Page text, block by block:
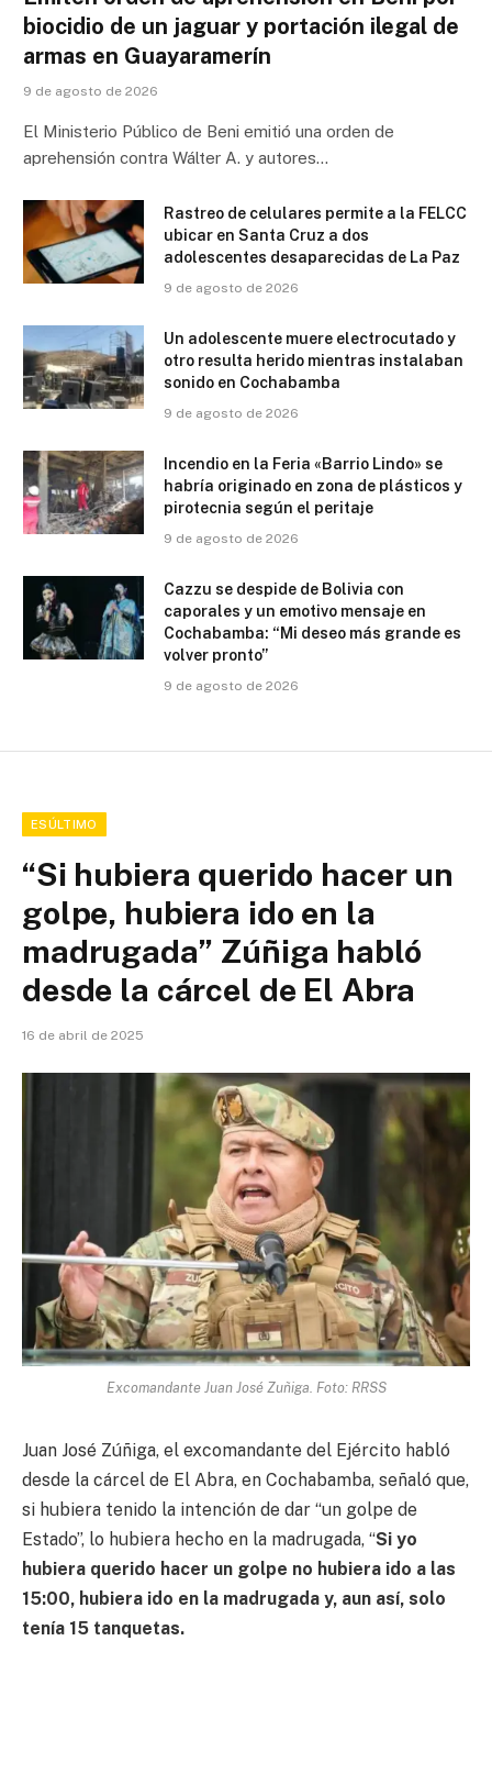
biocidio de un jaguar y portación ilegal de
armas en Guayaramerín
9 de agosto de 2026
El Ministerio Público de Beni emitió una orden de
aprehensión contra Wálter A. y autores…
Rastreo de celulares permite a la FELCC
ubicar en Santa Cruz a dos
adolescentes desaparecidas de La Paz
9 de agosto de 2026
Un adolescente muere electrocutado y
otro resulta herido mientras instalaban
sonido en Cochabamba
9 de agosto de 2026
Incendio en la Feria «Barrio Lindo» se
habría originado en zona de plásticos y
pirotecnia según el peritaje
9 de agosto de 2026
Cazzu se despide de Bolivia con
caporales y un emotivo mensaje en
Cochabamba: “Mi deseo más grande es
volver pronto”
9 de agosto de 2026
ESÚLTIMO
“Si hubiera querido hacer un
golpe, hubiera ido en la
madrugada” Zúñiga habló
desde la cárcel de El Abra
16 de abril de 2025
Excomandante Juan José Zuñiga. Foto: RRSS
Juan José Zúñiga, el excomandante del Ejército habló
desde la cárcel de El Abra, en Cochabamba, señaló que,
si hubiera tenido la intención de dar “un golpe de
Estado”, lo hubiera hecho en la madrugada, “Si yo
hubiera querido hacer un golpe no hubiera ido a las
15:00, hubiera ido en la madrugada y, aun así, solo
tenía 15 tanquetas.